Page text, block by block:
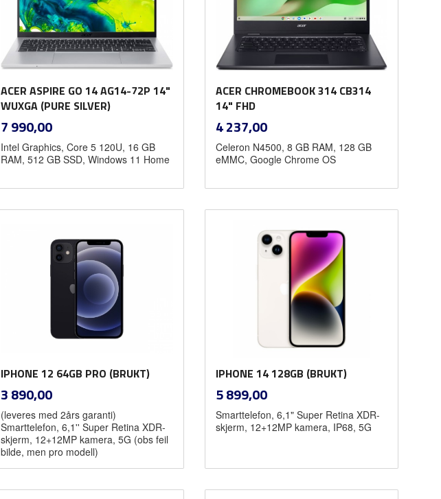
ACER ASPIRE GO 14 AG14-72P 14"
WUXGA (PURE SILVER)
Pris
7 990,00mva.
Intel Graphics, Core 5 120U, 16 GB
RAM, 512 GB SSD, Windows 11 Home
ACER CHROMEBOOK 314 CB314
14" FHD
Pris
4 237,00mva.
Celeron N4500, 8 GB RAM, 128 GB
eMMC, Google Chrome OS
IPHONE 12 64GB PRO (BRUKT)
Pris
3 890,00mva.
(leveres med 2års garanti)
Smarttelefon, 6,1'' Super Retina XDR-
skjerm, 12+12MP kamera, 5G (obs feil
bilde, men pro modell)
IPHONE 14 128GB (BRUKT)
Pris
5 899,00mva.
Smarttelefon, 6,1" Super Retina XDR-
skjerm, 12+12MP kamera, IP68, 5G